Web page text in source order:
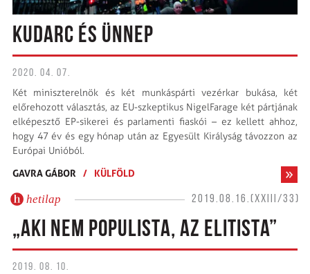
KUDARC ÉS ÜNNEP
2020. 04. 07.
Két miniszterelnök és két munkáspárti vezérkar bukása, két
előrehozott választás, az EU-szkeptikus NigelFarage két pártjának
elképesztő EP-sikerei és parlamenti fiaskói – ez kellett ahhoz,
hogy 47 év és egy hónap után az Egyesült Királyság távozzon az
Európai Unióból.
GAVRA GÁBOR
/ KÜLFÖLD
hetilap 2019.08.16.(XXIII/33)
„AKI NEM POPULISTA, AZ ELITISTA”
2019. 08. 10.